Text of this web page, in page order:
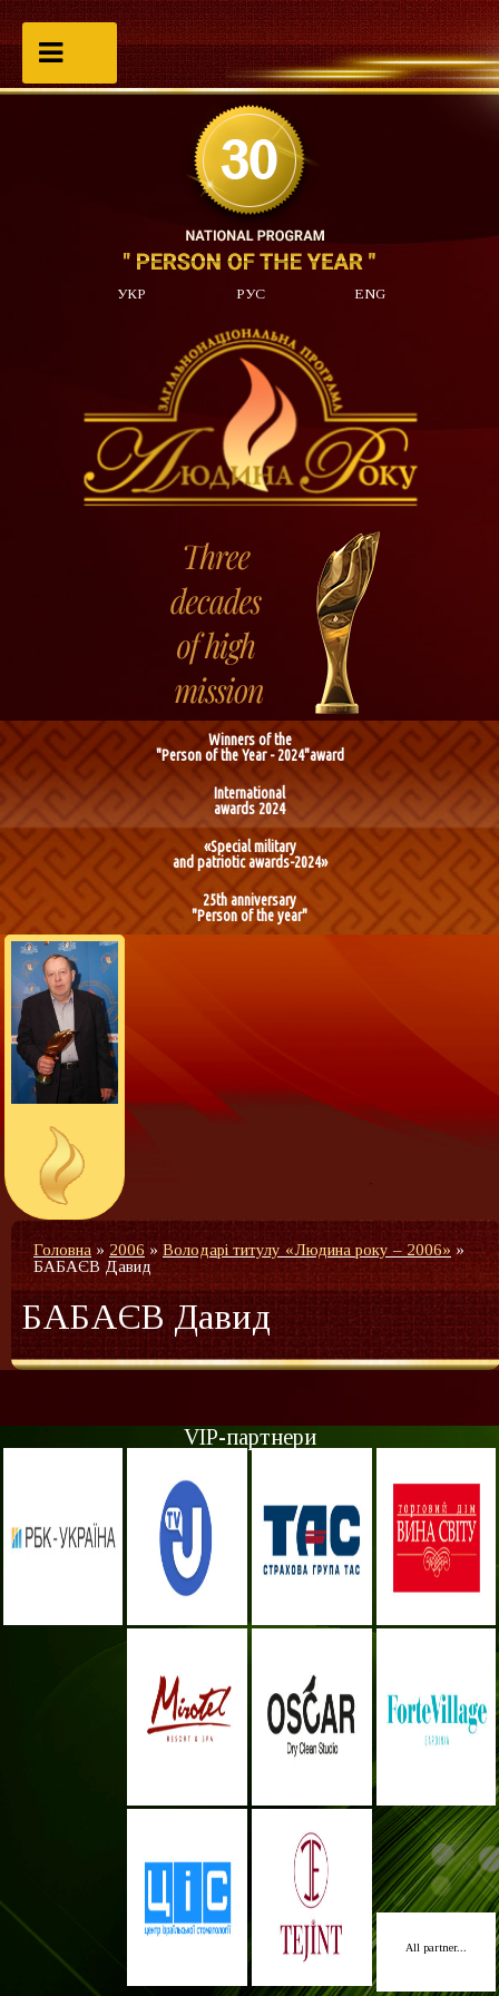
УКР РУС ENG
Winners of the
"Person of the Year - 2024"award
International
awards 2024
«Special military
and patriotic awards-2024»
25th anniversary
"Person of the year"
Головна »2006»Володарі титулу «Людина року – 2006» »
БАБАЄВ Давид
БАБАЄВ Давид
VIP-партнери
All partner...